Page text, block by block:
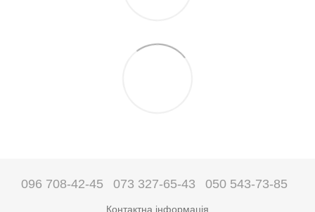
096 708-42-45 073 327-65-43 050 543-73-85
Контактна інформація